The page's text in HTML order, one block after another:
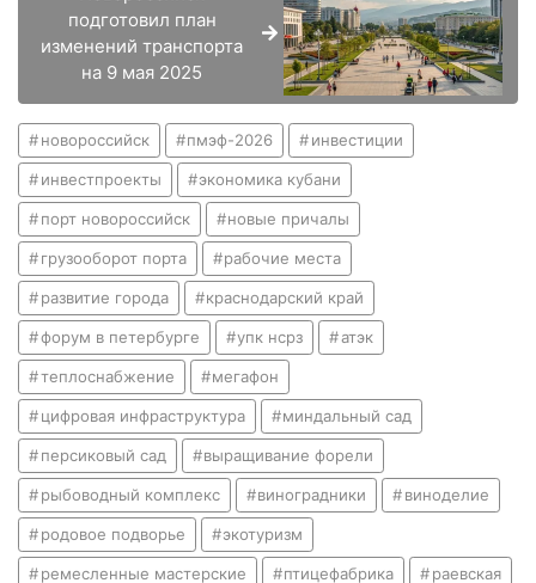
подготовил план
изменений транспорта
на 9 мая 2025
новороссийск пмэф-2026 инвестиции
инвестпроекты экономика кубани
порт новороссийск новые причалы
грузооборот порта рабочие места
развитие города краснодарский край
форум в петербурге упк нсрз атэк
теплоснабжение мегафон
цифровая инфраструктура миндальный сад
персиковый сад выращивание форели
рыбоводный комплекс виноградники виноделие
родовое подворье экотуризм
ремесленные мастерские птицефабрика раевская